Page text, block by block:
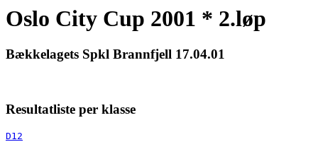
Oslo City Cup 2001 * 2.løp
Bækkelagets Spkl Brannfjell 17.04.01
Resultatliste per klasse
D12